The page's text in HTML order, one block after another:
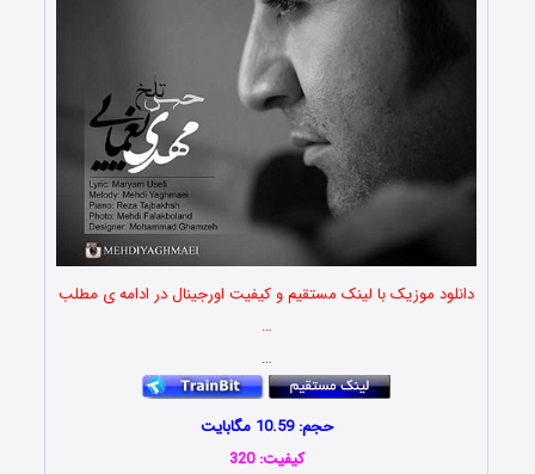
دانلود موزیک با لینک مستقیم و کیفیت اورجینال در ادامه ی مطلب
…
…
حجم: 10.59 مگابایت
کیفیت: 320